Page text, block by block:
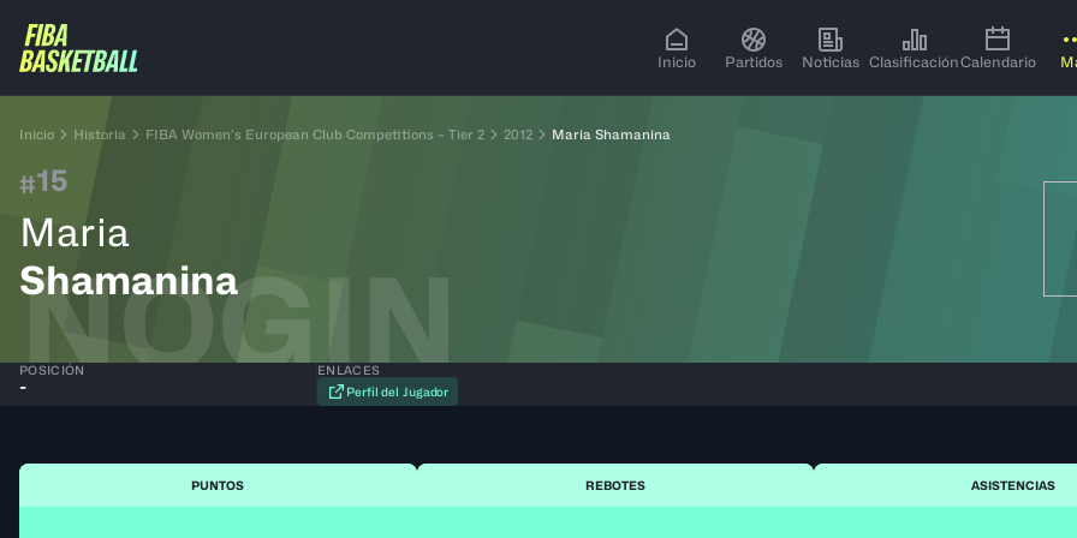
Inicio Partidos Noticias ClasificaciónCalendario
Inicio Historia FIBA Women’s European Club Competitions – Tier 2 2012 Maria Shamanina
#15
Maria
Shamanina
NOGIN
POSICIÓN
-
ENLACES
Perfil del Jugador
PUNTOS REBOTES ASISTENCIAS